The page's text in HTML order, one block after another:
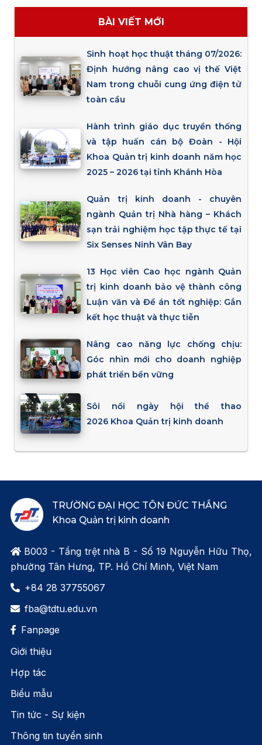
BÀI VIẾT MỚI
Sinh hoạt học thuật tháng 07/2026:
Định hướng nâng cao vị thế Việt
Nam trong chuỗi cung ứng điện tử
toàn cầu
Hành trình giáo dục truyền thống
và tập huấn cán bộ Đoàn - Hội
Khoa Quản trị kinh doanh năm học
2025 – 2026 tại tỉnh Khánh Hòa
Quản trị kinh doanh - chuyên
ngành Quản trị Nhà hàng – Khách
sạn trải nghiệm học tập thực tế tại
Six Senses Ninh Vân Bay
13 Học viên Cao học ngành Quản
trị kinh doanh bảo vệ thành công
Luận văn và Đề án tốt nghiệp: Gắn
kết học thuật và thực tiễn
Nâng cao năng lực chống chịu:
Góc nhìn mới cho doanh nghiệp
phát triển bền vững
Sôi nổi ngày hội thể thao
2026 Khoa Quản trị kinh doanh
TRƯỜNG ĐẠI HỌC TÔN ĐỨC THẮNG
Khoa Quản trị kinh doanh
B003 - Tầng trệt nhà B - Số 19 Nguyễn Hữu Thọ,
phường Tân Hưng, TP. Hồ Chí Minh, Việt Nam
 +84 28 37755067
 fba@tdtu.edu.vn
 Fanpage
Giới thiệu
Hợp tác
Biểu mẫu
Tin tức - Sự kiện
Thông tin tuyển sinh